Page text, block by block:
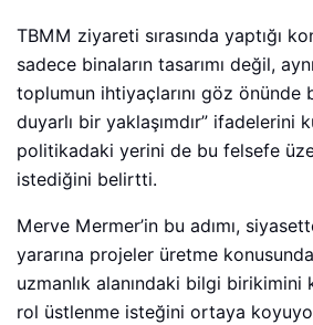
TBMM ziyareti sırasında yaptığı
sadece binaların tasarımı değil,
toplumun ihtiyaçlarını göz önünde
duyarlı bir yaklaşımdır” ifadelerini
politikadaki yerini de bu felsefe
istediğini belirtti.
Merve Mermer’in bu adımı,
yararına projeler üretme
uzmanlık alanındaki bilgi
rol üstlenme isteğini ortaya